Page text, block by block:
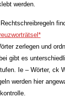
werden.
zerlegen und
gibt es
Ie – Wörter, ck
werden hier